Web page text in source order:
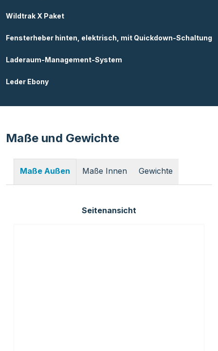
Wildtrak X Paket
Fensterheber hinten, elektrisch, mit Quickdown-Schaltung
Laderaum-Management-System
Leder Ebony
Maße und Gewichte
Maße Außen Maße Innen Gewichte
Seitenansicht